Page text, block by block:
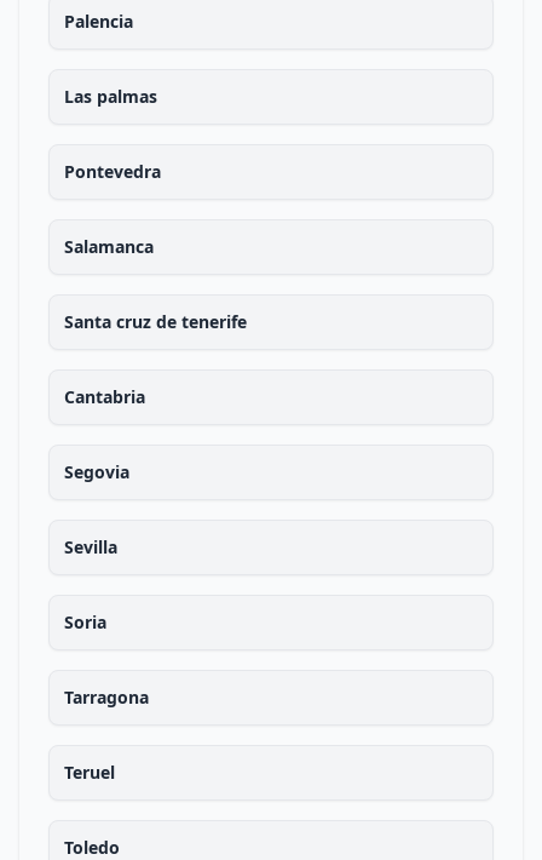
Palencia
Las palmas
Pontevedra
Salamanca
Santa cruz de tenerife
Cantabria
Segovia
Sevilla
Soria
Tarragona
Teruel
Toledo